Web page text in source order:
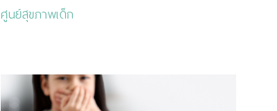
ศูนย์สุขภาพเด็ก